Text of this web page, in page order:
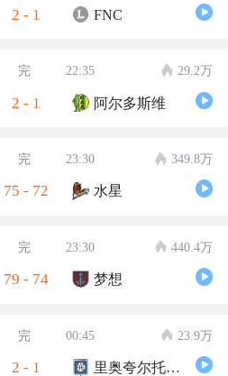
2 - 1 FNC
完 22:35 29.2万
2 - 1 阿尔多斯维
完 23:30 349.8万
75 - 72 水星
完 23:30 440.4万
79 - 74 梦想
完 00:45 23.9万
2 - 1 里奥夸尔托学生队